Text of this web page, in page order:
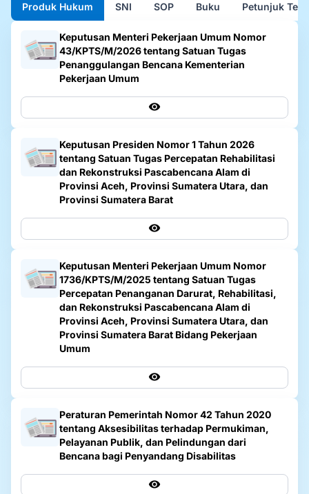
Produk Hukum SNI SOP Buku Petunjuk
Keputusan Menteri Pekerjaan Umum Nomor
43/KPTS/M/2026 tentang Satuan Tugas
Penanggulangan Bencana Kementerian
Pekerjaan Umum
Keputusan Presiden Nomor 1 Tahun 2026
tentang Satuan Tugas Percepatan Rehabilitasi
dan Rekonstruksi Pascabencana Alam di
Provinsi Aceh, Provinsi Sumatera Utara, dan
Provinsi Sumatera Barat
Keputusan Menteri Pekerjaan Umum Nomor
1736/KPTS/M/2025 tentang Satuan Tugas
Percepatan Penanganan Darurat, Rehabilitasi,
dan Rekonstruksi Pascabencana Alam di
Provinsi Aceh, Provinsi Sumatera Utara, dan
Provinsi Sumatera Barat Bidang Pekerjaan
Umum
Peraturan Pemerintah Nomor 42 Tahun 2020
tentang Aksesibilitas terhadap Permukiman,
Pelayanan Publik, dan Pelindungan dari
Bencana bagi Penyandang Disabilitas